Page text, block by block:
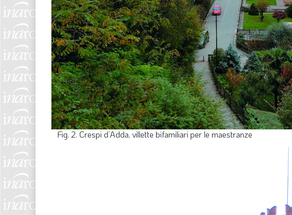
Fig. 2. Crespi d’Adda, villette bifamiliari per le maestranze